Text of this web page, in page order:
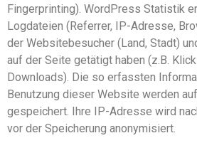
Fingerprinting). WordPress Statistik
Logdateien (Referrer, IP-Adresse,
der Websitebesucher (Land, Stadt)
auf der Seite getätigt haben (z.B.
Downloads). Die so erfassten
Benutzung dieser Website werden
gespeichert. Ihre IP-Adresse wird
vor der Speicherung anonymisiert.